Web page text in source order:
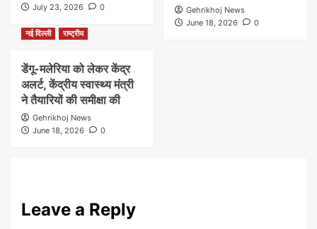
July 23, 2026
0
Gehrikhoj News
June 18, 2026
0
नई दिल्ली
राष्ट्रीय
डेंगू-मलेरिया को लेकर केंद्र
अलर्ट, केंद्रीय स्वास्थ्य मंत्री
ने तैयारियों की समीक्षा की
Gehrikhoj News
June 18, 2026
0
Leave a Reply